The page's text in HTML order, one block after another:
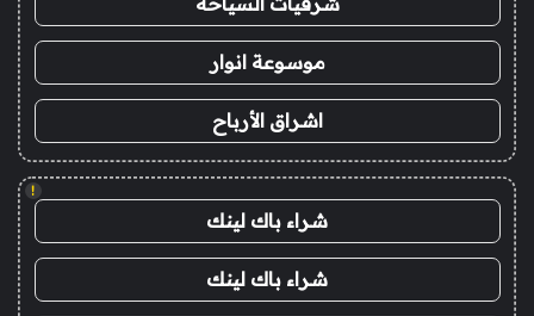
موسوعة انوار
اشراق الأرباح
!
شراء باك لينك
شراء باك لينك